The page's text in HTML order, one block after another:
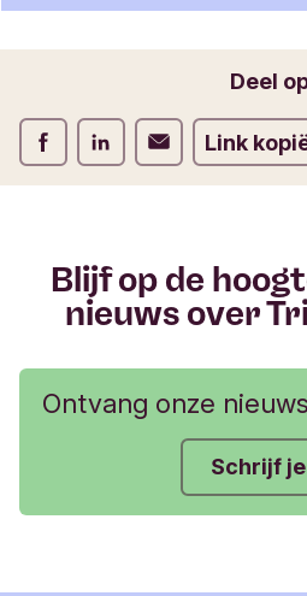
f
u
i
Jouw e-mailadres
Deel
Deel op Facebook
Deel op LinkedInDeel op Verstuur per
Link
Blijf op de
nieuws over
Ontvang onze
Schrijf